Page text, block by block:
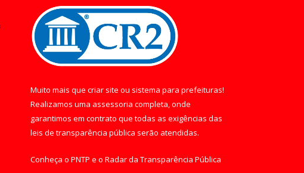
Muito mais que criar site ou sistema para prefeituras!
Realizamos uma assessoria completa, onde
garantimos em contrato que todas as exigências das
leis de transparência pública serão atendidas.
Conheça o PNTP e o Radar da Transparência Pública